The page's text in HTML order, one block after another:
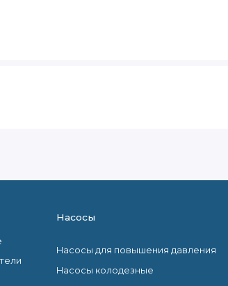
Насосы
Насосы для повышения давления
Насосы колодезные